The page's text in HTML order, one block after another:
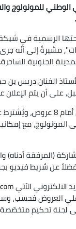
للمونولوج
الرسمية في شبكة
مشيرةً إلى أنّه جرى
الجنوبية الساحرة.
الفنان دريس بن
أن يتم الإعلان عن العروض
ويتيح المهرجان
المونولوج، مع
(المرفقة
عن شريط فيديو
الالكتروني الآتي
العروض فحسب،
لجنة تحكيم